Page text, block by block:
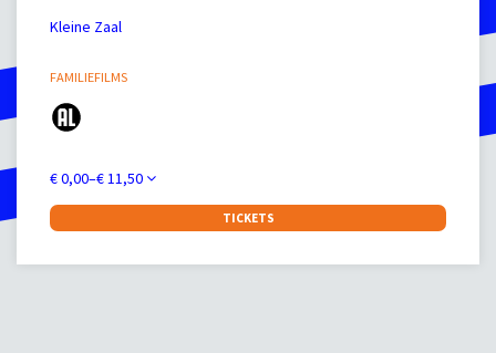
Kleine Zaal
FAMILIEFILMS
€ 0,00–€ 11,50
TICKETS